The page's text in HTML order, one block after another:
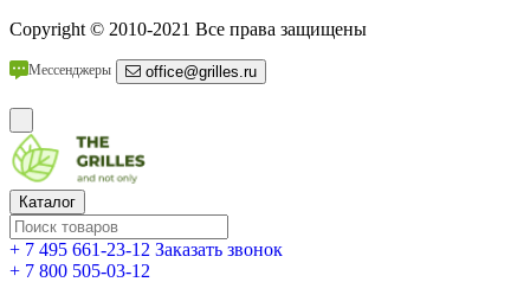
Copyright © 2010-2021 Все права защищены
Мессенджеры office@grilles.ru
Каталог
+ 7 495 661-23-12 Заказать звонок
+ 7 800 505-03-12